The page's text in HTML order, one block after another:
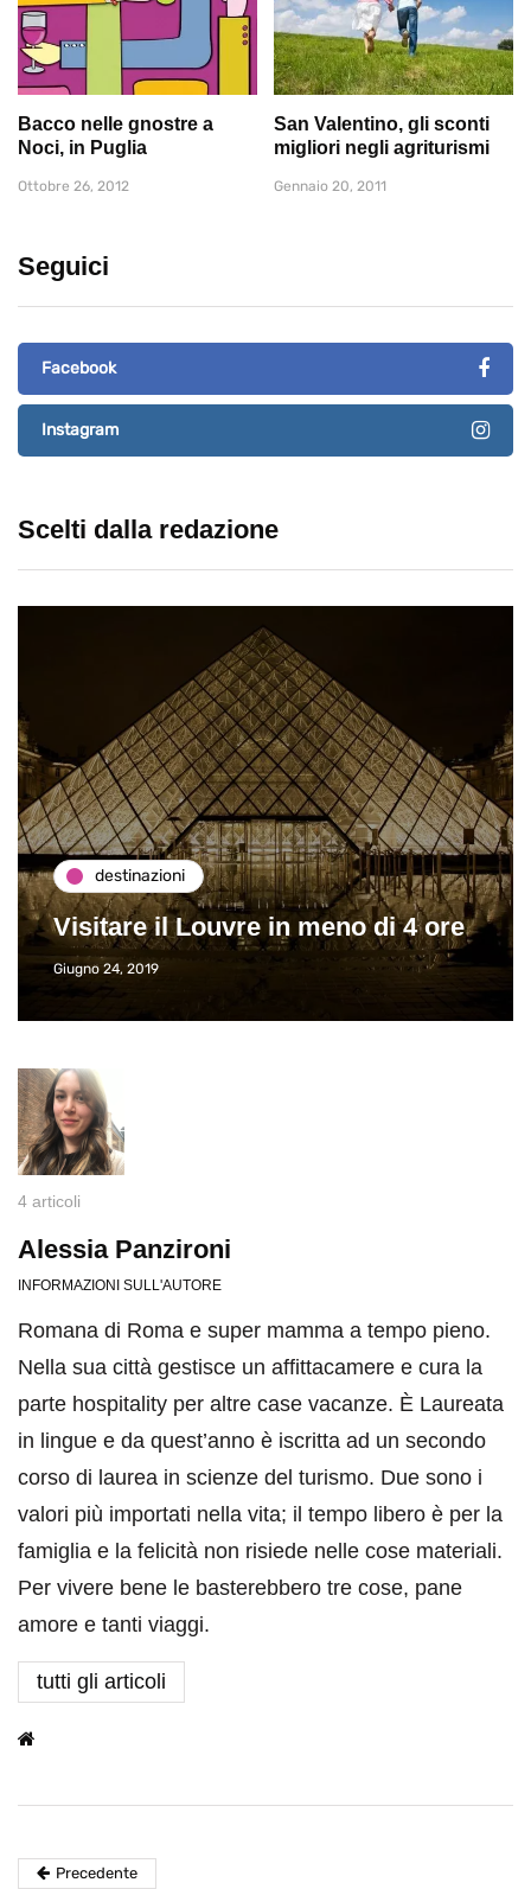
Bacco nelle gnostre a
Noci, in Puglia
Ottobre 26, 2012
San Valentino, gli sconti
migliori negli agriturismi
Gennaio 20, 2011
Seguici
Facebook
Instagram
Scelti dalla redazione
destinazioni
Visitare il Louvre in meno di 4 ore
Giugno 24, 2019
4 articoli
Alessia Panzironi
INFORMAZIONI SULL'AUTORE
Romana di Roma e super mamma a tempo pieno.
Nella sua città gestisce un affittacamere e cura la
parte hospitality per altre case vacanze. È Laureata
in lingue e da quest’anno è iscritta ad un secondo
corso di laurea in scienze del turismo. Due sono i
valori più importati nella vita; il tempo libero è per la
famiglia e la felicità non risiede nelle cose materiali.
Per vivere bene le basterebbero tre cose, pane
amore e tanti viaggi.
tutti gli articoli
Precedente